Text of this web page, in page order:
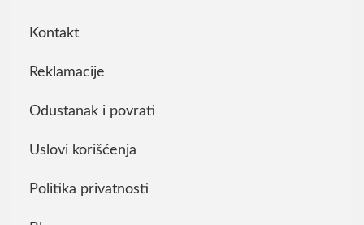
Kontakt
Reklamacije
Odustanak i povrati
Uslovi korišćenja
Politika privatnosti